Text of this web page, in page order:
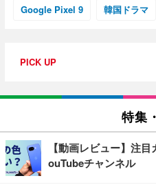
Google Pixel 9 韓国ドラマ
PICK UP
特集
【動画レビュー】注
ouTubeチャンネル